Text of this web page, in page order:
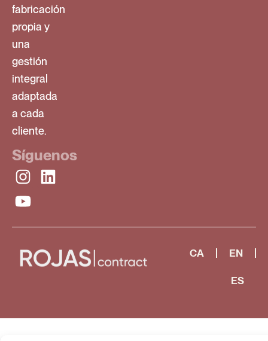
fabricación
propia y
una
gestión
integral
adaptada
a cada
cliente.
Síguenos
CA EN
ES